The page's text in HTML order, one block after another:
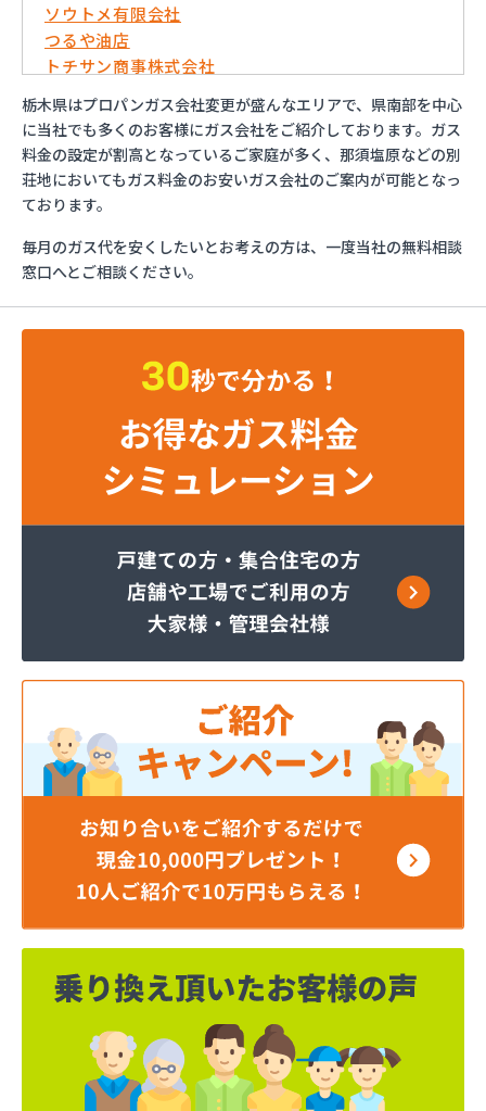
ソウトメ有限会社
つるや油店
トチサン商事株式会社
フジオックス株式会社 宇都宮営業所
マイシティプロパンガス
ミライフ株式会社 大田原店
烏山プロパン株式会社
烏山通運株式会社プロパンガス
益田屋プロパン有限会社
横川食販株式会社 一里販売所
横川食販株式会社一里販売所
河原実業株式会社 藤岡営業所
株式会社JAエルサポート LPガス総合センター
株式会社JAエルサポート じゃすぽーと真岡SS
株式会社JAエルサポート 県東支店
株式会社JAエルサポート 日光営業所
株式会社JAエルサポート
株式会社JAエルサポート 県北支店
株式会社MIKANE
株式会社TOKAI 小山支店
株式会社TOKAI 那須支店
株式会社あいづや
株式会社イイジマ
株式会社エコファースト
株式会社エス・ケーガス
株式会社エネサンスサービス
株式会社エルピオ 宇都宮営業所
株式会社オオイデ
株式会社ガスパル 宇都宮販売所
株式会社ガスパル 那須販売所
株式会社キクチ
株式会社クレックス 宇都宮営業所
株式会社クレックス 那須塩原営業所
株式会社グローバルエナジー
栃木県はプロパンガス会社変更が盛んなエリアで、県南部を中心
に当社でも多くのお客様にガス会社をご紹介しております。ガス
料金の設定が割高となっているご家庭が多く、那須塩原などの別
荘地においてもガス料金のお安いガス会社のご案内が可能となっ
ております。
毎月のガス代を安くしたいとお考えの方は、一度当社の無料相談
窓口へとご相談ください。